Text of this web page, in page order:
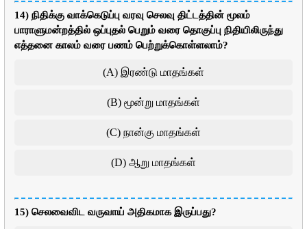
14) நிதிக்கு வாக்கெடுப்பு வரவு செலவு திட்டத்தின் மூலம்
பாராளுமன்றத்தில் ஒப்புதல் பெறும் வரை தொகுப்பு நிதியிலிருந்து
எத்தனை காலம் வரை பணம் பெற்றுக்கொள்ளலாம்?
(A) இரண்டு மாதங்கள்
(B) மூன்று மாதங்கள்
(C) நான்கு மாதங்கள்
(D) ஆறு மாதங்கள்
15) செலவைவிட வருவாய் அதிகமாக இருப்பது?